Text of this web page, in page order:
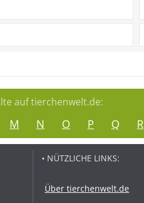
auf tierchenwelt.de:
M N O P Q R
• NÜTZLICHE LINKS:
Über tierchenwelt.de